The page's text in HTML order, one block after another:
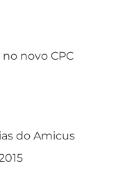
novo CPC
do Amicus